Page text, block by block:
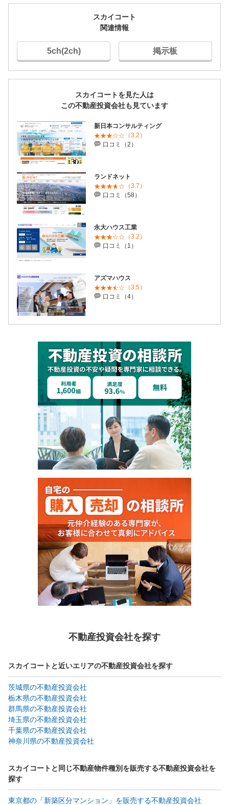
スカイコート
関連情報
5ch(2ch) 掲示板
スカイコートを見た人は
この不動産投資会社も見ています
新日本コンサルティング
（3.2）
口コミ（2）
ランドネット
（3.7）
口コミ（58）
永大ハウス工業
（3.2）
口コミ（1）
アズマハウス
（3.5）
口コミ（4）
不動産投資会社を探す
スカイコートと近いエリアの不動産投資会社を探す
茨城県の不動産投資会社
栃木県の不動産投資会社
群馬県の不動産投資会社
埼玉県の不動産投資会社
千葉県の不動産投資会社
神奈川県の不動産投資会社
スカイコートと同じ不動産物件種別を販売する不動産投資会社を
探す
東京都の「新築区分マンション」を販売する不動産投資会社